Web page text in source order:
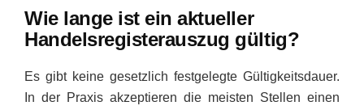
Wie lange ist ein aktueller
Handelsregisterauszug gültig?
Es gibt keine gesetzlich festgelegte Gültigkeitsdauer.
In der Praxis akzeptieren die meisten Stellen einen